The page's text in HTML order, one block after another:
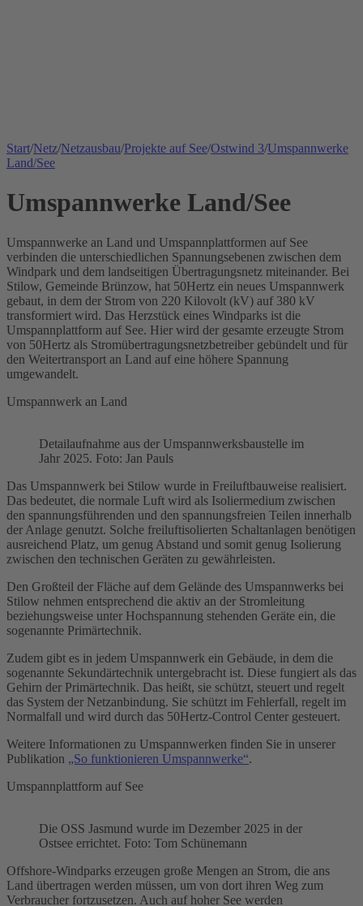
Start/Netz/Netzausbau/Projekte auf See/Ostwind 3/Umspannwerke
Land/See
Umspannwerke Land/See
Umspannwerke an Land und Umspannplattformen auf See
verbinden die unterschiedlichen Spannungsebenen zwischen dem
Windpark und dem landseitigen Übertragungsnetz miteinander. Bei
Stilow, Gemeinde Brünzow, hat 50Hertz ein neues Umspannwerk
gebaut, in dem der Strom von 220 Kilovolt (kV) auf 380 kV
transformiert wird. Das Herzstück eines Windparks ist die
Umspannplattform auf See. Hier wird der gesamte erzeugte Strom
von 50Hertz als Stromübertragungsnetzbetreiber gebündelt und für
den Weitertransport an Land auf eine höhere Spannung
umgewandelt.
Umspannwerk an Land
Detailaufnahme aus der Umspannwerksbaustelle im
Jahr 2025. Foto: Jan Pauls
Das Umspannwerk bei Stilow wurde in Freiluftbauweise realisiert.
Das bedeutet, die normale Luft wird als Isoliermedium zwischen
den spannungsführenden und den spannungsfreien Teilen innerhalb
der Anlage genutzt. Solche freiluftisolierten Schaltanlagen benötigen
ausreichend Platz, um genug Abstand und somit genug Isolierung
zwischen den technischen Geräten zu gewährleisten.
Den Großteil der Fläche auf dem Gelände des Umspannwerks bei
Stilow nehmen entsprechend die aktiv an der Stromleitung
beziehungsweise unter Hochspannung stehenden Geräte ein, die
sogenannte Primärtechnik.
Zudem gibt es in jedem Umspannwerk ein Gebäude, in dem die
sogenannte Sekundärtechnik untergebracht ist. Diese fungiert als das
Gehirn der Primärtechnik. Das heißt, sie schützt, steuert und regelt
das System der Netzanbindung. Sie schützt im Fehlerfall, regelt im
Normalfall und wird durch das 50Hertz-Control Center gesteuert.
Weitere Informationen zu Umspannwerken finden Sie in unserer
Publikation „So funktionieren Umspannwerke“.
Umspannplattform auf See
Die OSS Jasmund wurde im Dezember 2025 in der
Ostsee errichtet. Foto: Tom Schünemann
Offshore-Windparks erzeugen große Mengen an Strom, die ans
Land übertragen werden müssen, um von dort ihren Weg zum
Verbraucher fortzusetzen. Auch auf hoher See werden